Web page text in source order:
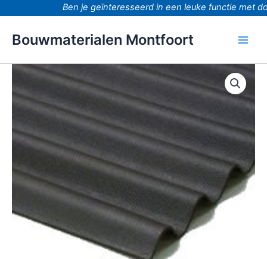
Ben je geïnteresseerd in een leuke functie met
Bouwmaterialen Montfoort
Eternit
Golfplaat
L
244cm
110cm
105cm